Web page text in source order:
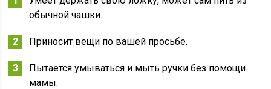
обычной чашки.
Приносит вещи по вашей просьбе.
Пытается умываться и мыть ручки без помощи
мамы.